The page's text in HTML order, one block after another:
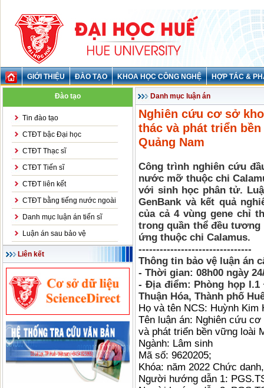
GIỚI THIỆU ĐÀO TẠO KHOA HỌC CÔNG NGHỆ HỢP TÁC &
Đào tạo
Tin đào tạo
CTĐT bậc Đại học
CTĐT Thạc sĩ
CTĐT Tiến sĩ
CTĐT liên kết
CTĐT bằng tiếng nước ngoài
Danh mục luận án tiến sĩ
Luận án sau bảo vệ
Liên kết
Danh mục luận án
Nghiên cứu cơ sở
thác và phát triển
Quảng Nam
Công trình nghiên cứu
nước mỡ thuộc chi
với sinh học phân tử.
GenBank và kết quả
của cả 4 vùng gene chỉ
trong quần thể đều
ứng thuộc chi Calamus.
--------------------------------
Thông tin bảo vệ luận án
- Thời gian: 08h00 ngày
- Địa điểm: Phòng họp
Thuận Hóa, Thành phố
Họ và tên NCS: Huỳnh Kim
Tên luận án: Nghiên cứu
và phát triển bền vững loài
Ngành: Lâm sinh
Mã số: 9620205;
Khóa: năm 2022 Chức
Người hướng dẫn 1: